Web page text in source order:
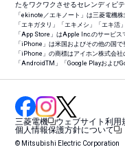
たをワクワクさせるセレンディピ
「ekinote／エキノート」は三菱電機株
「エキガタリ」「エキメシ」「エキ活
「App Store」はApple Inc.のサービス
「iPhone」は米国およびその他の国
「iPhone」の商標はアイホン株式会
「AndroidTM 」「Google Playおよび
三菱電機
ウェブサイト利用
個人情報保護方針について
© Mitsubishi Electric Corporation